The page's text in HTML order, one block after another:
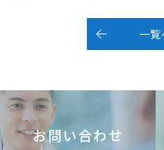
一覧
お問い合わせ